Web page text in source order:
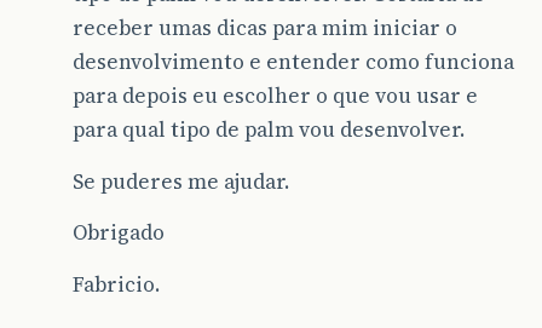
receber umas dicas para mim iniciar o
desenvolvimento e entender como funciona
para depois eu escolher o que vou usar e
para qual tipo de palm vou desenvolver.
Se puderes me ajudar.
Obrigado
Fabricio.